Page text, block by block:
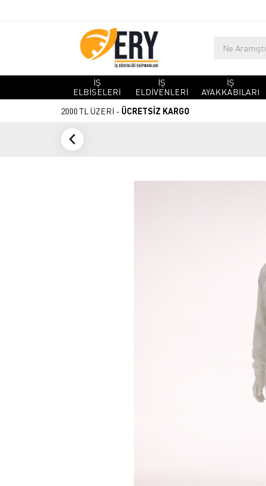
İŞ
ELBİSELERİ
İŞ
ELDİVENLERİ
İŞ
AYAKKABILARI
2000 TL ÜZERİ - ÜCRETSİZ KARGO